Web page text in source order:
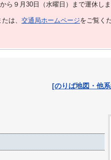
９月30日（水曜日）まで運休しま
は、 交通局ホームページをご覧く
[のりば地図・他